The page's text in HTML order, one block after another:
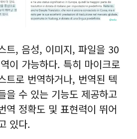
트, 음성, 이미지, 파일을 30
이 가능하다. 특히 마이크로
트로 번역하거나, 번역된 텍
을 수 있는 기능도 제공하고
역 정확도 및 표현력이 뛰어
있다.